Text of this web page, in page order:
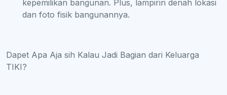
kepemilikan bangunan. Plus, lampirin denah lokasi
dan foto fisik bangunannya.
Dapet Apa Aja sih Kalau Jadi Bagian dari Keluarga
TIKI?